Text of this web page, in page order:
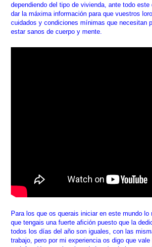
dependiendo del tipo de vivienda, ante todo este
dar la máxima información para que vuestros
cuidados y condiciones mínimas que necesitan
estar sanos de cuerpo y mente.
Para los que os querais iniciar en este mundo lo
que tengais una fuerte afición puesto que la
todos los días del año son iguales, con las
trabajo, pero por mi experiencia os digo que vale